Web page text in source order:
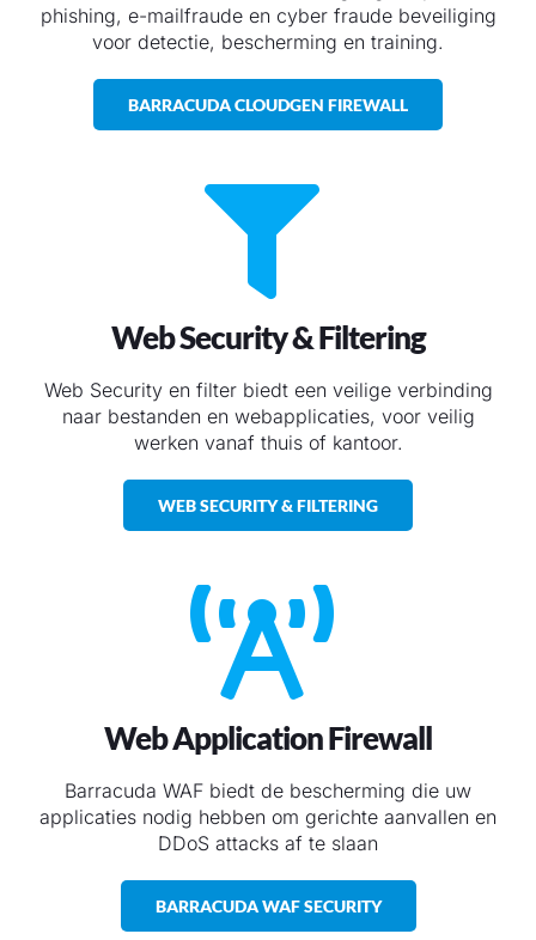
phishing, e-mailfraude en cyber fraude beveiliging
voor detectie, bescherming en training.
BARRACUDA CLOUDGEN FIREWALL
Web Security & Filtering
Web Security en filter biedt een veilige verbinding
naar bestanden en webapplicaties, voor veilig
werken vanaf thuis of kantoor.
WEB SECURITY & FILTERING
Web Application Firewall
Barracuda WAF biedt de bescherming die uw
applicaties nodig hebben om gerichte aanvallen en
DDoS attacks af te slaan
BARRACUDA WAF SECURITY